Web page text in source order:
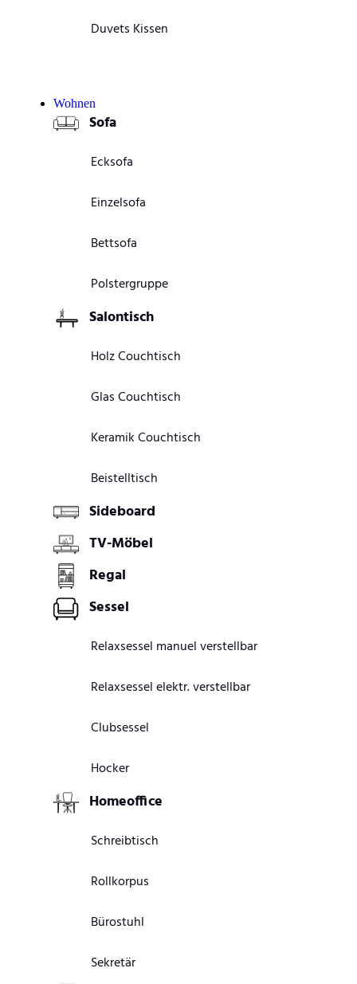
Duvets Kissen
Wohnen
Sofa
Ecksofa
Einzelsofa
Bettsofa
Polstergruppe
Salontisch
Holz Couchtisch
Glas Couchtisch
Keramik Couchtisch
Beistelltisch
Sideboard
TV-Möbel
Regal
Sessel
Relaxsessel manuel verstellbar
Relaxsessel elektr. verstellbar
Clubsessel
Hocker
Homeoffice
Schreibtisch
Rollkorpus
Bürostuhl
Sekretär